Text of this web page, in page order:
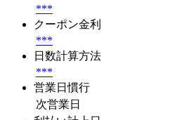
***
クーポン金利
***
日数計算方法
***
営業日慣行
次営業日